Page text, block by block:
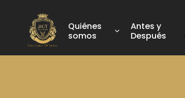
Quiénes
somos
Antes y
Después